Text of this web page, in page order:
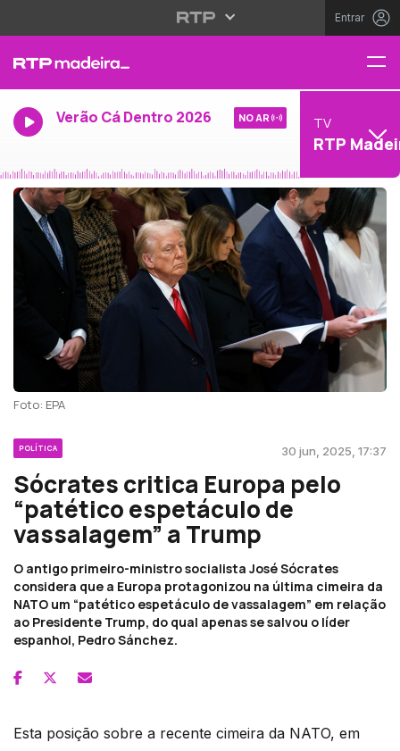
Entrar
Verão Cá Dentro 2026 NO AR TV
RTP
Foto: EPA
POLÍTICA 30 jun, 2025, 17:37
Sócrates critica Europa pelo
“patético espetáculo de
vassalagem” a Trump
O antigo primeiro-ministro socialista José Sócrates
considera que a Europa protagonizou na última cimeira da
NATO um “patético espetáculo de vassalagem” em relação
ao Presidente Trump, do qual apenas se salvou o líder
espanhol, Pedro Sánchez.
Esta posição sobre a recente cimeira da NATO, em